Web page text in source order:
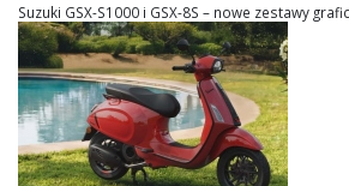
Suzuki GSX-S1000 i GSX-8S – nowe zestawy